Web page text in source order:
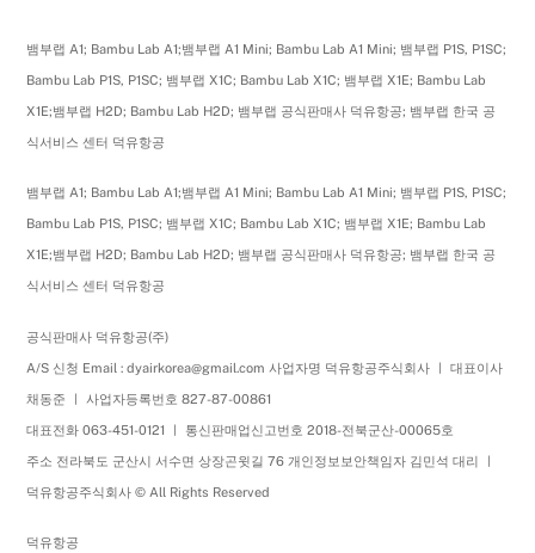
뱀부랩 A1; Bambu Lab A1;뱀부랩 A1 Mini; Bambu Lab A1 Mini; 뱀부랩 P1S, P1SC;
Bambu Lab P1S, P1SC; 뱀부랩 X1C; Bambu Lab X1C; 뱀부랩 X1E; Bambu Lab
X1E;뱀부랩 H2D; Bambu Lab H2D; 뱀부랩 공식판매사 덕유항공; 뱀부랩 한국 공
식서비스 센터 덕유항공
뱀부랩 A1; Bambu Lab A1;뱀부랩 A1 Mini; Bambu Lab A1 Mini; 뱀부랩 P1S, P1SC;
Bambu Lab P1S, P1SC; 뱀부랩 X1C; Bambu Lab X1C; 뱀부랩 X1E; Bambu Lab
X1E;뱀부랩 H2D; Bambu Lab H2D; 뱀부랩 공식판매사 덕유항공; 뱀부랩 한국 공
식서비스 센터 덕유항공
공식판매사 덕유항공(주)
A/S 신청 Email : dyairkorea@gmail.com 사업자명 덕유항공주식회사 ㅣ 대표이사
채동준 ㅣ 사업자등록번호 827-87-00861
대표전화 063-451-0121 ㅣ 통신판매업신고번호 2018-전북군산-00065호
주소 전라북도 군산시 서수면 상장곤윗길 76 개인정보보안책임자 김민석 대리 ㅣ
덕유항공주식회사 © All Rights Reserved
덕유항공